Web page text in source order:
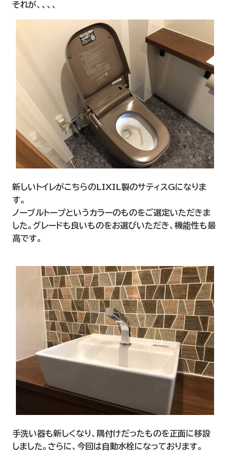
それが、、、、
新しいトイレがこちらのLIXIL製のサティスGになりま
す。
ノーブルトープというカラーのものをご選定いただきま
した。グレードも良いものをお選びいただき、機能性も最
高です。
手洗い器も新しくなり、隅付けだったものを正面に移設
しました。さらに、今回は自動水栓になっております。